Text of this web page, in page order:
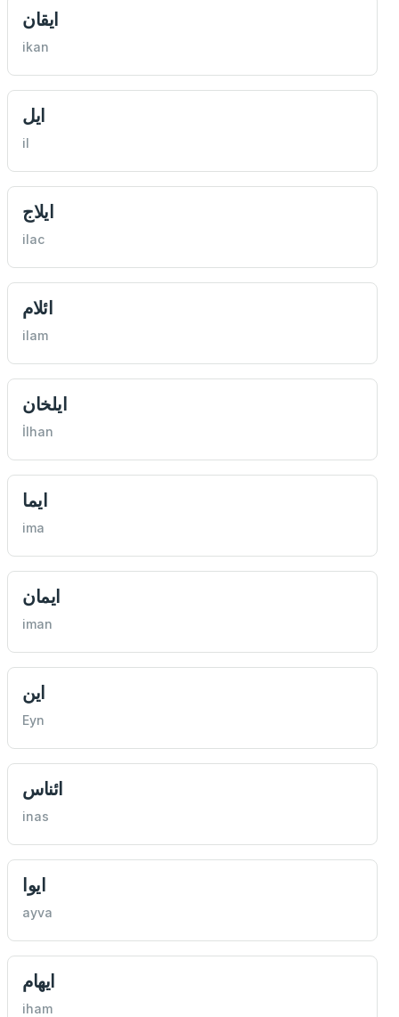
ايقان
ikan
ايل
il
ايلاج
ilac
ائلام
ilam
ايلخان
İlhan
ايما
ima
ايمان
iman
اين
Eyn
ائناس
inas
ايوا
ayva
ايهام
iham